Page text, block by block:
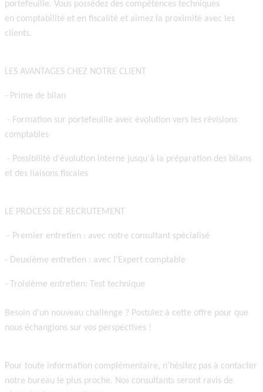
portefeuille. Vous possédez des compétences techniques
en comptabilité et en fiscalité et aimez la proximité avec les
clients.
LES AVANTAGES CHEZ NOTRE CLIENT
- Prime de bilan
- Formation sur portefeuille avec évolution vers les révisions
comptables
- Possibilité d'évolution interne jusqu'à la préparation des bilans
et des liaisons fiscales
LE PROCESS DE RECRUTEMENT
- Premier entretien : avec notre consultant spécialisé
- Deuxième entretien : avec l'Expert comptable
- Troisième entretien: Test technique
Besoin d'un nouveau challenge ? Postulez à cette offre pour que
nous échangions sur vos perspectives !
Pour toute information complémentaire, n'hésitez pas à contacter
notre bureau le plus proche. Nos consultants seront ravis de